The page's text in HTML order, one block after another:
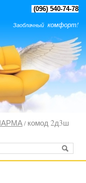
(096) 540-74-78
Заоблачный комфорт!
/ комод 2д3ш